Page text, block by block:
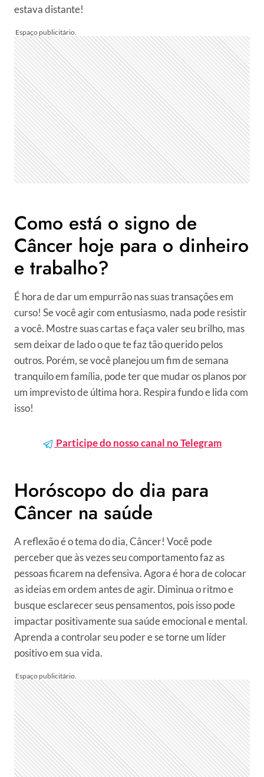
estava distante!
Como está o signo de
Câncer hoje para o dinheiro
e trabalho?
É hora de dar um empurrão nas suas transações em
curso! Se você agir com entusiasmo, nada pode resistir
a você. Mostre suas cartas e faça valer seu brilho, mas
sem deixar de lado o que te faz tão querido pelos
outros. Porém, se você planejou um fim de semana
tranquilo em família, pode ter que mudar os planos por
um imprevisto de última hora. Respira fundo e lida com
isso!
Participe do nosso canal no Telegram
Horóscopo do dia para
Câncer na saúde
A reflexão é o tema do dia, Câncer! Você pode
perceber que às vezes seu comportamento faz as
pessoas ficarem na defensiva. Agora é hora de colocar
as ideias em ordem antes de agir. Diminua o ritmo e
busque esclarecer seus pensamentos, pois isso pode
impactar positivamente sua saúde emocional e mental.
Aprenda a controlar seu poder e se torne um líder
positivo em sua vida.